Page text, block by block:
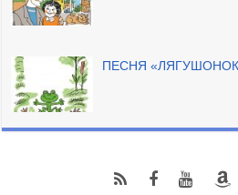
ПЕСНЯ